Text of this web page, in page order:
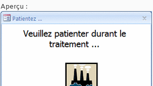
Aperçu :